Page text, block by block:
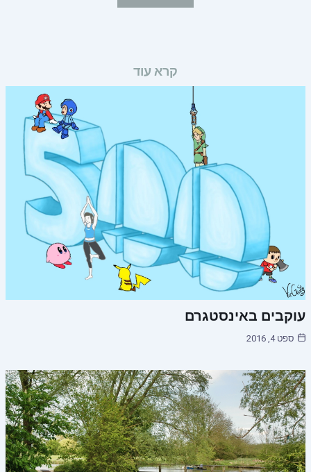
קרא עוד
עוקבים באינסטגרם
ספט 4, 2016